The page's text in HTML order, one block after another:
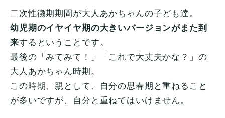
二次性徴期期間が大人あかちゃんの子ども達。
幼児期のイヤイヤ期の大きいバージョンがまた到
来するということです。
最後の「みてみて！」「これで大丈夫かな？」の
大人あかちゃん時期。
この時期、親として、自分の思春期と重ねること
が多いですが、自分と重ねてはいけません。